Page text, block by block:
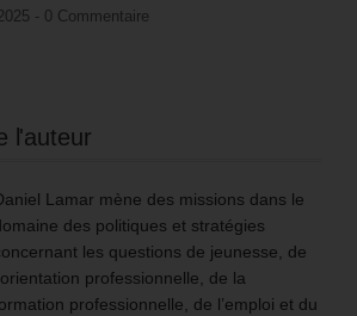
- 0 Commentaire
l'auteur
Lamar mène des missions dans le
des politiques et stratégies
les questions de jeunesse, de
professionnelle, de la
professionnelle, de l’emploi et du